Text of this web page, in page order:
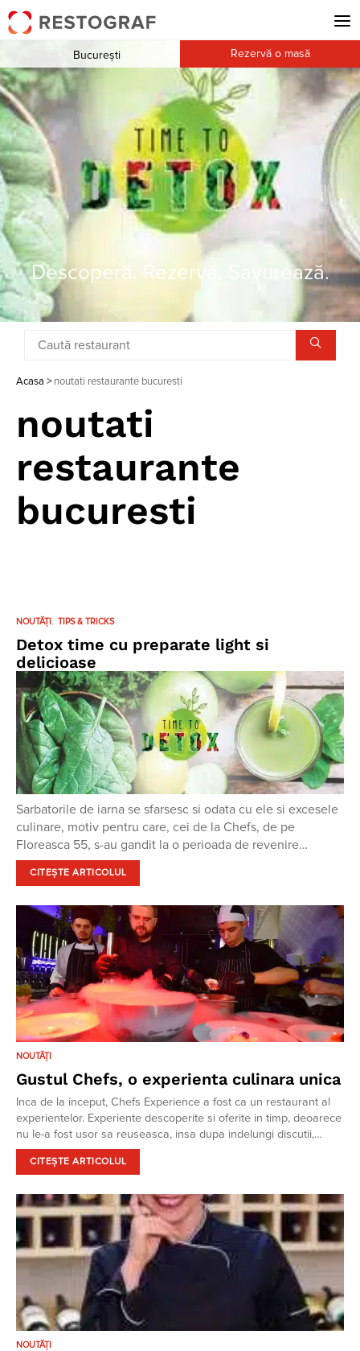
Descoperă. Rezervă. Savurează.
București Rezervă o masă
Acasa > noutati restaurante bucuresti
noutati
restaurante
bucuresti
NOUTĂȚI TIPS & TRICKS
Detox time cu preparate light si
delicioase
Sarbatorile de iarna se sfarsesc si odata cu ele si excesele
culinare, motiv pentru care, cei de la Chefs, de pe
Floreasca 55, s-au gandit la o perioada de revenire…
CITEȘTE ARTICOLUL
NOUTĂȚI
Gustul Chefs, o experienta culinara unica
Inca de la inceput, Chefs Experience a fost ca un restaurant al
experientelor. Experiente descoperite si oferite in timp, deoarece
nu le-a fost usor sa reuseasca, insa dupa indelungi discutii,…
CITEȘTE ARTICOLUL
NOUTĂȚI